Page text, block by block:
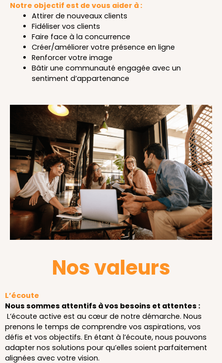
Notre objectif est de vous aider à :
Attirer de nouveaux clients
Fidéliser vos clients
Faire face à la concurrence
Créer/améliorer votre présence en ligne
Renforcer votre image
Bâtir une communauté engagée avec un
sentiment d’appartenance
Nos valeurs
L’écoute
Nous sommes attentifs à vos besoins et attentes :
L’écoute active est au cœur de notre démarche. Nous
prenons le temps de comprendre vos aspirations, vos
défis et vos objectifs. En étant à l’écoute, nous pouvons
adapter nos solutions pour qu’elles soient parfaitement
alignées avec votre vision.